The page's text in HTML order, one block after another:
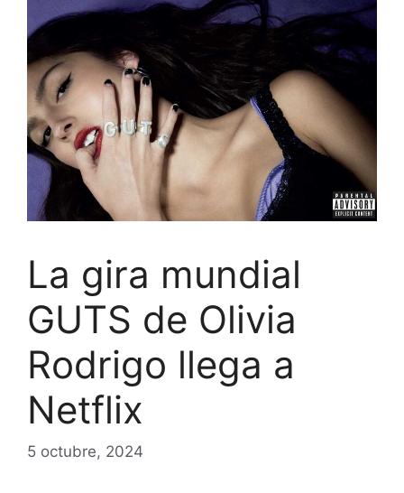
La gira mundial
GUTS de Olivia
Rodrigo llega a
Netflix
5 octubre, 2024